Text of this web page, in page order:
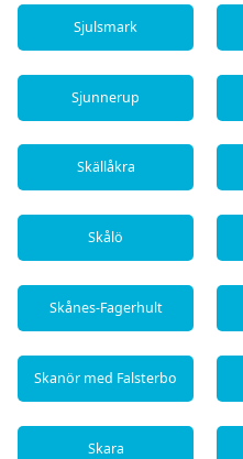
Sjulsmark
Sjunnerup
Skällåkra
Skålö
Skånes-Fagerhult
Skanör med Falsterbo
Skara